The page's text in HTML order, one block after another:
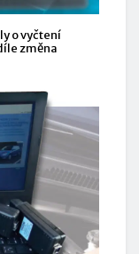
o vyčtení
změna